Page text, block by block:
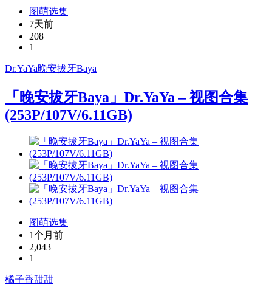
图萌选集
7天前
208
1
Dr.YaYa晚安拔牙Baya
「晚安拔牙Baya」Dr.YaYa – 视图合集
(253P/107V/6.11GB)
图萌选集
1个月前
2,043
1
橘子香甜甜